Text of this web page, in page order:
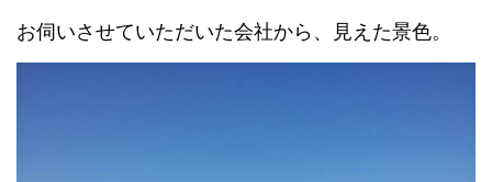
お伺いさせていただいた会社から、見えた景色。